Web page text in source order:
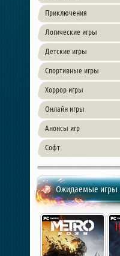
Приключения
Логические игры
Детские игры
Спортивные игры
Хоррор игры
Онлайн игры
Анонсы игр
Софт
Ожидаемые игры